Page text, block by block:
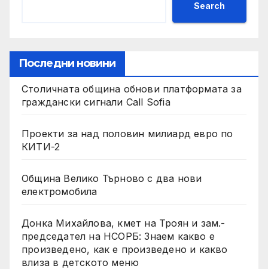
Search
Последни новини
Столичната община обнови платформата за
граждански сигнали Call Sofia
Проекти за над половин милиард евро по
КИТИ-2
Община Велико Търново с два нови
електромобила
Донка Михайлова, кмет на Троян и зам.-
председател на НСОРБ: Знаем какво е
произведено, как е произведено и какво
влиза в детското меню